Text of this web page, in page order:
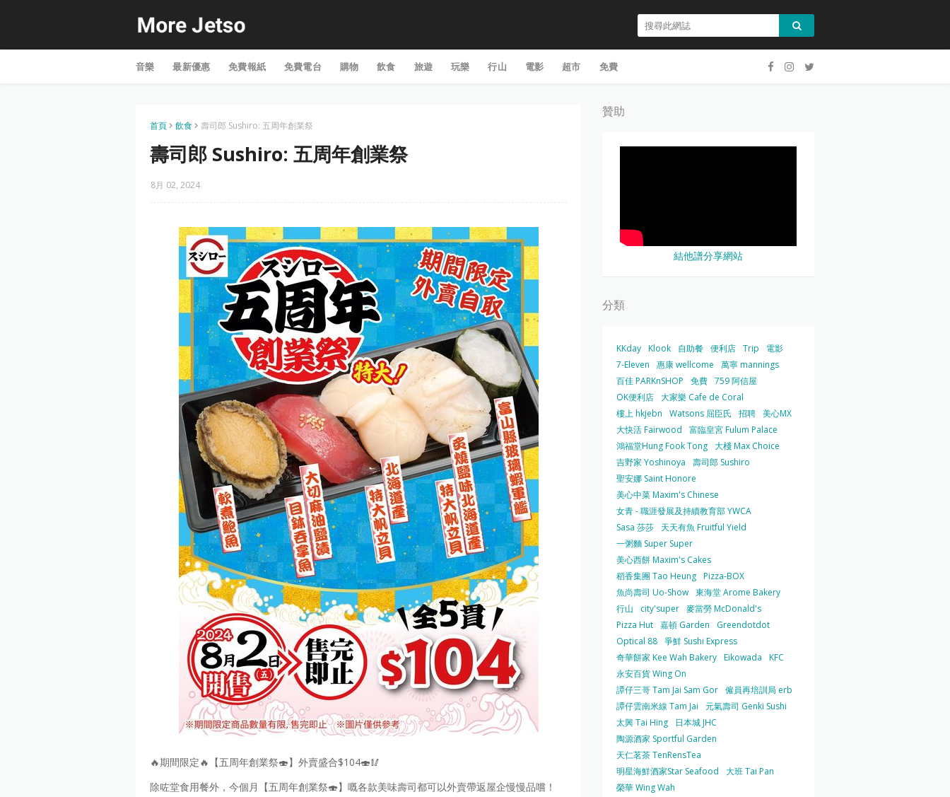
音樂 最新優惠 免費報紙 免費電台 購物 飲食 旅遊 玩樂 行山 電影 超市 免費
首頁 飲食 壽司郎 Sushiro: 五周年創業祭
壽司郎 Sushiro: 五周年創業祭
8月 02, 2024
🔥期間限定🔥【五周年創業祭🍣】外賣盛合$104🍣🥢
除咗堂食用餐外，今個月【五周年創業祭🍣】嘅各款美味壽司都可以外賣帶返屋企慢慢品嚐！
贊助
結他譜分享網站
分類
KKday Klook 自助餐 便利店 Trip
電影
7-Eleven
惠康 wellcome
萬寧 mannings
百佳 PARKnSHOP
免費 759 阿信屋
OK便利店 大家樂 Cafe de Coral
樓上 hkjebn
Watsons 屈臣氏 招聘 美心MX
大快活 Fairwood
富臨皇宮 Fulum Palace
鴻福堂Hung Fook Tong 大棧 Max Choice
吉野家 Yoshinoya
壽司郎 Sushiro
聖安娜 Saint Honore
美心中菜 Maxim's Chinese
女青 - 職涯發展及持續教育部 YWCA
Sasa 莎莎
天天有魚 Fruitful Yield
一粥麵 Super Super
美心西餅 Maxim's Cakes
稻香集團 Tao Heung Pizza-BOX
魚尚壽司 Uo-Show 東海堂 Arome Bakery
行山
city'super 麥當勞 McDonald's
Pizza Hut 嘉頓 Garden
Greendotdot
Optical 88 爭鮮 Sushi Express
奇華餅家 Kee Wah Bakery Eikowada
KFC
永安百貨 Wing On
譚仔三哥 Tam Jai Sam Gor 僱員再培訓局 erb
譚仔雲南米線 Tam Jai
元氣壽司 Genki Sushi
太興 Tai Hing
日本城 JHC
陶源酒家 Sportful Garden
天仁茗茶 TenRensTea
明星海鮮酒家Star Seafood
大班 Tai Pan
榮華 Wing Wah